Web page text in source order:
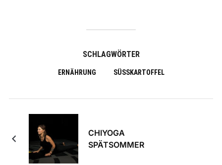
SCHLAGWÖRTER
ERNÄHRUNG SÜSSKARTOFFEL
CHIYOGA
SPÄTSOMMER